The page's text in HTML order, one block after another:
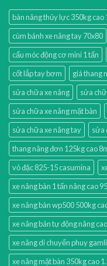
bàn nâng thủy lực 350kg cao
cùm bánh xe nâng tay 70x80
cẩu móc động cơ mini 1 tấn
cốt lắp tay bơm
giá thang
sửa chữa xe nâng
sửa
sửa chữa xe nâng mặt bàn
sửa chữa xe nâng tay
sửa
thang nâng đơn 125kg cao
vỏ đặc 825-15 casumina
xe nâng bàn 1 tấn nâng cao
xe nâng bàn wp500 500kg
xe nâng bán tự động nâng
xe nâng di chuyển phuy
xe nâng mặt bàn 350kg cao